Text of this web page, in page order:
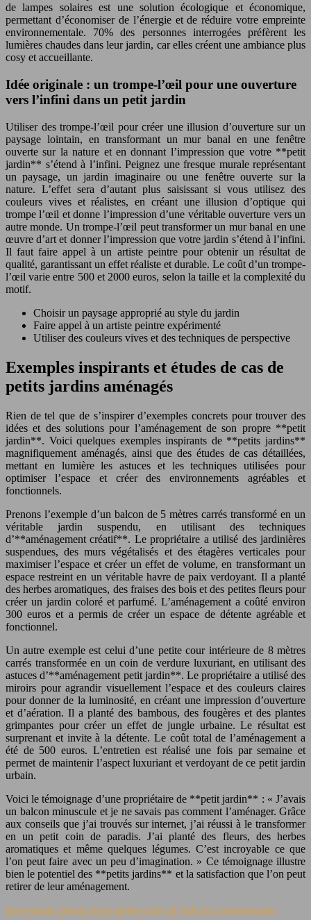
de lampes solaires est une solution écologique et économique,
permettant d’économiser de l’énergie et de réduire votre empreinte
environnementale. 70% des personnes interrogées préfèrent les
lumières chaudes dans leur jardin, car elles créent une ambiance plus
cosy et accueillante.
Idée originale : un trompe-l’œil pour une ouverture
vers l’infini dans un petit jardin
Utiliser des trompe-l’œil pour créer une illusion d’ouverture sur un
paysage lointain, en transformant un mur banal en une fenêtre
ouverte sur la nature et en donnant l’impression que votre **petit
jardin** s’étend à l’infini. Peignez une fresque murale représentant
un paysage, un jardin imaginaire ou une fenêtre ouverte sur la
nature. L’effet sera d’autant plus saisissant si vous utilisez des
couleurs vives et réalistes, en créant une illusion d’optique qui
trompe l’œil et donne l’impression d’une véritable ouverture vers un
autre monde. Un trompe-l’œil peut transformer un mur banal en une
œuvre d’art et donner l’impression que votre jardin s’étend à l’infini.
Il faut faire appel à un artiste peintre pour obtenir un résultat de
qualité, garantissant un effet réaliste et durable. Le coût d’un trompe-
l’œil varie entre 500 et 2000 euros, selon la taille et la complexité du
motif.
Choisir un paysage approprié au style du jardin
Faire appel à un artiste peintre expérimenté
Utiliser des couleurs vives et des techniques de perspective
Exemples inspirants et études de cas de
petits jardins aménagés
Rien de tel que de s’inspirer d’exemples concrets pour trouver des
idées et des solutions pour l’aménagement de son propre **petit
jardin**. Voici quelques exemples inspirants de **petits jardins**
magnifiquement aménagés, ainsi que des études de cas détaillées,
mettant en lumière les astuces et les techniques utilisées pour
optimiser l’espace et créer des environnements agréables et
fonctionnels.
Prenons l’exemple d’un balcon de 5 mètres carrés transformé en un
véritable jardin suspendu, en utilisant des techniques
d’**aménagement créatif**. Le propriétaire a utilisé des jardinières
suspendues, des murs végétalisés et des étagères verticales pour
maximiser l’espace et créer un effet de volume, en transformant un
espace restreint en un véritable havre de paix verdoyant. Il a planté
des herbes aromatiques, des fraises des bois et des petites fleurs pour
créer un jardin coloré et parfumé. L’aménagement a coûté environ
300 euros et a permis de créer un espace de détente agréable et
fonctionnel.
Un autre exemple est celui d’une petite cour intérieure de 8 mètres
carrés transformée en un coin de verdure luxuriant, en utilisant des
astuces d’**aménagement petit jardin**. Le propriétaire a utilisé des
miroirs pour agrandir visuellement l’espace et des couleurs claires
pour donner de la luminosité, en créant une impression d’ouverture
et d’aération. Il a planté des bambous, des fougères et des plantes
grimpantes pour créer un effet de jungle urbaine. Le résultat est
surprenant et invite à la détente. Le coût total de l’aménagement a
été de 500 euros. L’entretien est réalisé une fois par semaine et
permet de maintenir l’aspect luxuriant et verdoyant de ce petit jardin
urbain.
Voici le témoignage d’une propriétaire de **petit jardin** : « J’avais
un balcon minuscule et je ne savais pas comment l’aménager. Grâce
aux conseils que j’ai trouvés sur internet, j’ai réussi à le transformer
en un petit coin de paradis. J’ai planté des fleurs, des herbes
aromatiques et même quelques légumes. C’est incroyable ce que
l’on peut faire avec un peu d’imagination. » Ce témoignage illustre
bien le potentiel des **petits jardins** et la satisfaction que l’on peut
retirer de leur aménagement.
Innovations design pour garde-corps de balcon contemporains